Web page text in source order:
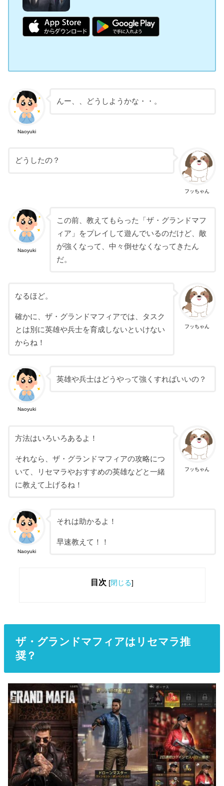
Naoyuki
んー、、どうしようかな・・。
フッちゃん
どうしたの？
Naoyuki
この前、教えてもらった「ザ・グランドマフ
ィア」をプレイして遊んでいるのだけど、敵
が強くなって、中々倒せなくなってきたん
だ。
フッちゃん
なるほど。
確かに、ザ・グランドマフィアでは、タスク
とは別に英雄や兵士を育成しないといけない
からね！
Naoyuki
英雄や兵士はどうやって強くすればいいの？
フッちゃん
方法はいろいろあるよ！
それなら、ザ・グランドマフィアの攻略につ
いて、リセマラやおすすめの英雄などと一緒
に教えて上げるね！
Naoyuki
それは助かるよ！
早速教えて！！
目次 [閉じる]
ザ・グランドマフィアはリセマラ推
奨？